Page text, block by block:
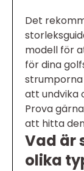
Det
modell för
för dina
att undvika
Prova
att hitta
Vad är
olika